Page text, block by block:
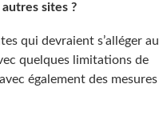
sites ?
qui devraient s’alléger au
quelques limitations de
également des mesures